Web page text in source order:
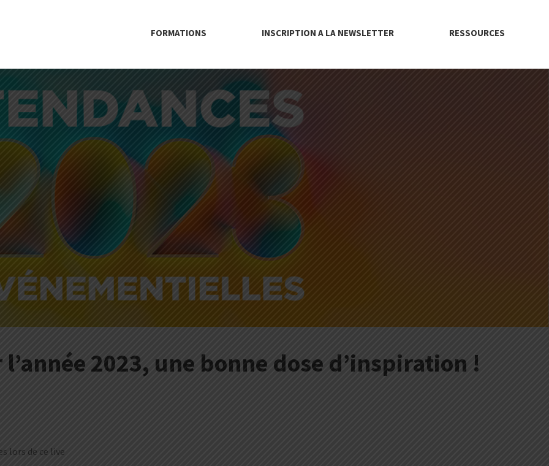
FORMATIONS INSCRIPTION A LA NEWSLETTER RESSOURCES
2023, une bonne dose d’inspiration !
lors de ce live